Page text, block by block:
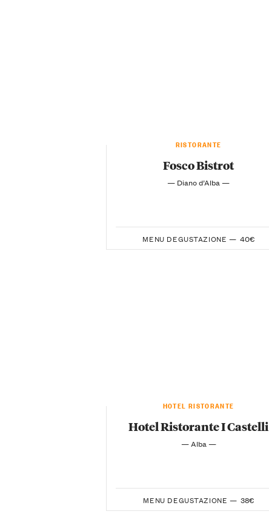
RISTORANTE
Fosco Bistrot
— Diano d’Alba —
MENU DEGUSTAZIONE — 40€
HOTEL RISTORANTE
Hotel Ristorante I Castelli
— Alba —
MENU DEGUSTAZIONE — 38€